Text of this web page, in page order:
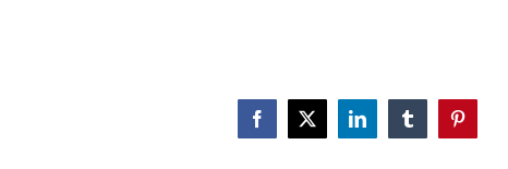
Facebook
X LinkedInTumblrPinterest